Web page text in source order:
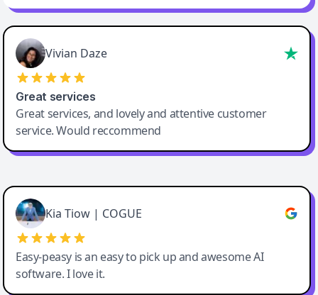
Vivian Daze
Great services
Great services, and lovely and attentive customer
service. Would reccommend
Cody Crabb
Great service, Best AI tool
Kia Tiow | COGUE
Easy-peasy is an easy to pick up and awesome AI
software. I love it.